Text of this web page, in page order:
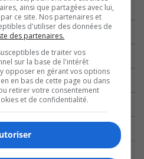
ainsi que partagées avec lui,
ce site. Nos partenaires et
d'utiliser des données de
des partenaires.
de traiter vos
sur la base de l'intérêt
opposer en gérant vos options
en bas de cette page ou dans
retirer votre consentement
et de confidentialité.